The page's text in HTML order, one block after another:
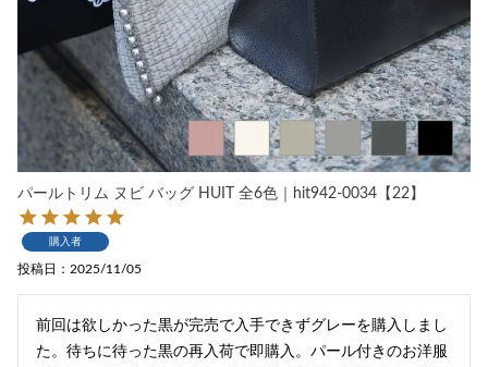
パールトリム ヌビ バッグ HUIT 全6色｜hit942-0034【22】
購入者
投稿日 2025/11/05
前回は欲しかった黒が完売で入手できずグレーを購入しまし
た。待ちに待った黒の再入荷で即購入。パール付きのお洋服